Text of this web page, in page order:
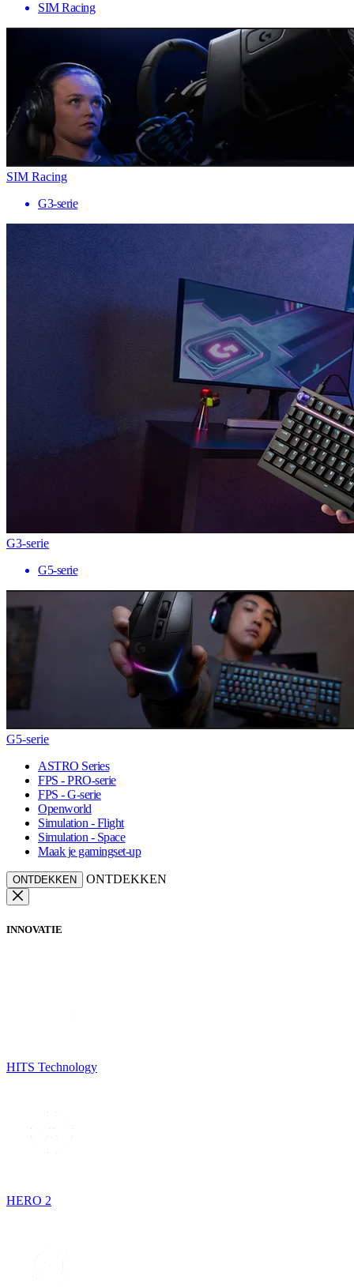
SIM Racing
SIM Racing
G3-serie
G3-serie
G5-serie
G5-serie
ASTRO Series
FPS - PRO-serie
FPS - G-serie
Openworld
Simulation - Flight
Simulation - Space
Maak je gamingset-up
ONTDEKKEN ONTDEKKEN
INNOVATIE
HITS Technology
HERO 2